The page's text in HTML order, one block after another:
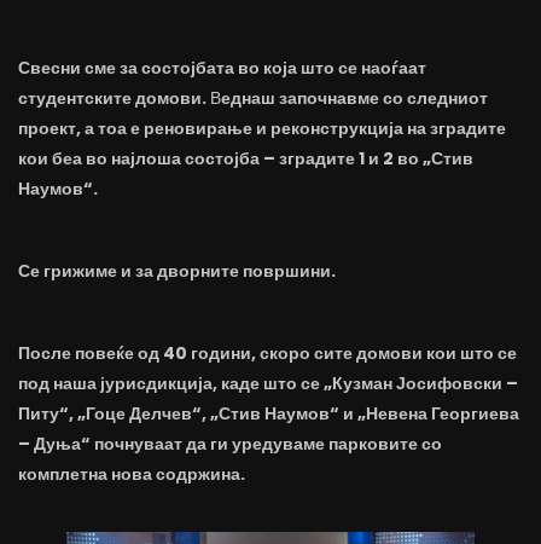
Свесни сме за состојбата во која што се наоѓаат
студентските домови. Веднаш започнавме со следниот
проект, а тоа е реновирање и реконструкција на зградите
кои беа во најлоша состојба – зградите 1 и 2 во „Стив
Наумов“.
Се грижиме и за дворните површини.
После повеќе од 40 години, скоро сите домови кои што се
под наша јурисдикција, каде што се „Кузман Јосифовски –
Питу“, „Гоце Делчев“, „Стив Наумов“ и „Невена Георгиева
– Дуња“ почнуваат да ги уредуваме парковите со
комплетна нова содржина.